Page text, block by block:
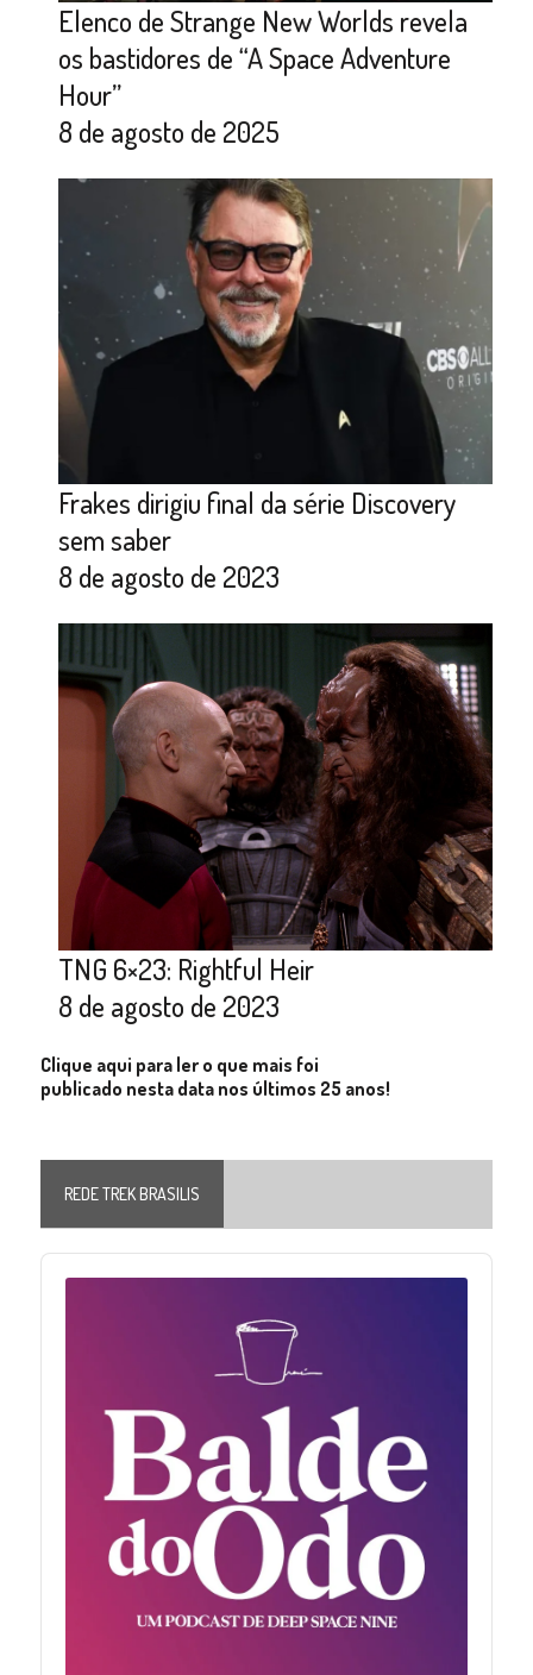
Elenco de Strange New Worlds revela
os bastidores de “A Space Adventure
Hour”
8 de agosto de 2025
Frakes dirigiu final da série Discovery
sem saber
8 de agosto de 2023
TNG 6×23: Rightful Heir
8 de agosto de 2023
Clique aqui para ler o que mais foi
publicado nesta data nos últimos 25 anos!
REDE TREK BRASILIS
Audio
Player